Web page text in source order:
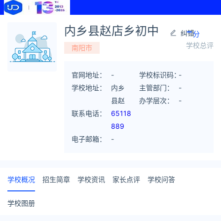
内乡县赵店乡初中
纠错
南阳市
-分
学校总评
官网地址：
-
学校地址：
内乡
县赵
店乡
街南
联系电话：
65118
889
电子邮箱：
-
学校标识码：-
主管部门：
-
办学层次：
-
学校概况 招生简章 学校资讯 家长点评 学校问答
学校图册